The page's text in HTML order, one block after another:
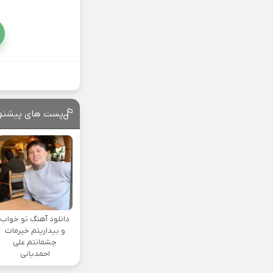
پست های
دانلود آهنگ تو خواب
و بیداریتم خیرمات
چشمانتم علی
احمدیانی